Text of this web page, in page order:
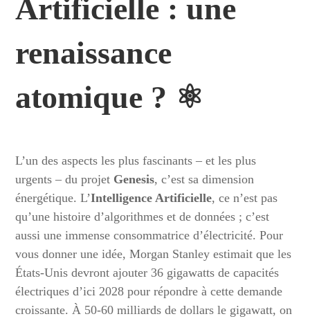
Artificielle : une
renaissance
atomique ? ⚛️
L’un des aspects les plus fascinants – et les plus
urgents – du projet Genesis, c’est sa dimension
énergétique. L’Intelligence Artificielle, ce n’est pas
qu’une histoire d’algorithmes et de données ; c’est
aussi une immense consommatrice d’électricité. Pour
vous donner une idée, Morgan Stanley estimait que les
États-Unis devront ajouter 36 gigawatts de capacités
électriques d’ici 2028 pour répondre à cette demande
croissante. À 50-60 milliards de dollars le gigawatt, on